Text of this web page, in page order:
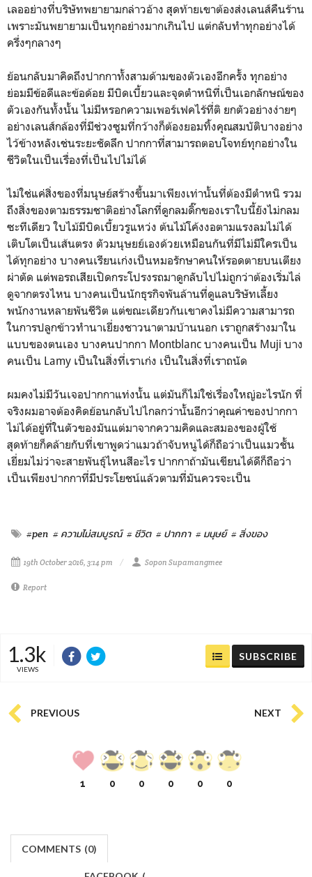
เลออย่างที่บริษัทพยายามกล่าวอ้าง สุดท้ายเขาต้องส่งเลนส์คืนร้าน
เพราะมันพยายามเป็นทุกอย่างมากเกินไป แต่กลับทำทุกอย่างได้
ครึ่งๆกลางๆ
ย้อนกลับมาคิดถึงปากกาทั้งสามด้ามของตัวเองอีกครั้ง ทุกอย่าง
ย่อมมีข้อดีและข้อด้อย มีบิดเบี้ยวและจุดตำหนิที่เป็นเอกลักษณ์ของ
ตัวเองกันทั้งนั้น ไม่มีหรอกความเพอร์เฟคไร้ที่ติ ยกตัวอย่างง่ายๆ
อย่างเลนส์กล้องที่มีช่วงซูมที่กว้างก็ต้องยอมทิ้งคุณสมบัติบางอย่าง
ไว้ข้างหลังเช่นระยะชัดลึก ปากกาที่สามารถตอบโจทย์ทุกอย่างใน
ชีวิตในเป็นเรื่องที่เป็นไปไม่ได้
ไม่ใช่แค่สิ่งของที่มนุษย์สร้างขึ้นมาเพียงเท่านั้นที่ต้องมีตำหนิ รวม
ถึงสิ่งของตามธรรมชาติอย่างโลกที่ดูกลมดิ๊กของเราใบนี้ยังไม่กลม
ซะทีเดียว ใบไม้มีบิดเบี้ยวรูแหว่ง ต้นไม้โค้งงอตามแรงลมไม่ได้
เติบโตเป็นเส้นตรง ตัวมนุษยย์เองด้วยเหมือนกันที่มีไม่มีใครเป็น
ได้ทุกอย่าง บางคนเรียนเก่งเป็นหมอรักษาคนให้รอดตายบนเตียง
ผ่าตัด แต่พอรถเสียเปิดกระโปรงรถมาดูกลับไปไม่ถูกว่าต้องเริ่มไล่
ดูจากตรงไหน บางคนเป็นนักธุรกิจพันล้านที่ดูแลบริษัทเลี้ยง
พนักงานหลายพันชีวิต แต่ขณะเดียวกันเขาคงไม่มีความสามารถ
ในการปลูกข้าวทำนาเยี่ยงชาวนาตามบ้านนอก เราถูกสร้างมาใน
แบบของตนเอง บางคนปากกา Montblanc บางคนเป็น Muji บาง
คนเป็น Lamy เป็นในสิ่งที่เราเก่ง เป็นในสิ่งที่เราถนัด
ผมคงไม่มีวันเจอปากกาแท่งนั้น แต่มันก็ไม่ใช่เรื่องใหญ่อะไรนัก ที่
จริงผมอาจต้องคิดย้อนกลับไปไกลกว่านั้นอีกว่าคุณค่าของปากกา
ไม่ได้อยู่ที่ในตัวของมันแต่มาจากความคิดและสมองของผู้ใช้
สุดท้ายก็คล้ายกับที่เขาพูดว่าแมวถ้าจับหนูได้ก็ถือว่าเป็นแมวชั้น
เยี่ยมไม่ว่าจะสายพันธุ์ไหนสีอะไร ปากกาถ้ามันเขียนได้ดีก็ถือว่า
เป็นเพียงปากกาที่มีประโยชน์แล้วตามที่มันควรจะเป็น
#pen # ความไม่สมบูรณ์ # ชีวิต # ปากกา # มนุษย์ # สิ่งของ
19th October 2016, 3:14 pm Sopon Supamangmee
Report
1.3k
VIEWS
SUBSCRIBE
PREVIOUS NEXT
1 0 0 0 0 0
COMMENTS (0)